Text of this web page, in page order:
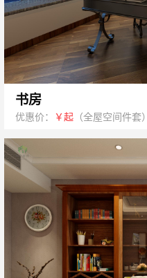
书房
优惠价： ￥起 （全屋空间件套）